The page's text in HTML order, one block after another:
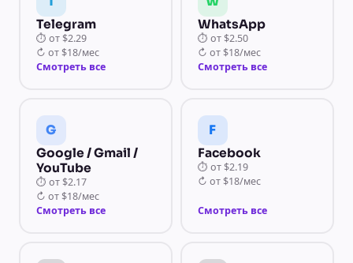
Telegram
⏱ от $2.29
↻ от $18/мес
Смотреть все
WhatsApp
⏱ от $2.50
↻ от $18/мес
Смотреть все
G
Google / Gmail /
YouTube
⏱ от $2.17
↻ от $18/мес
Смотреть все
F
Facebook
⏱ от $2.19
↻ от $18/мес
Смотреть все